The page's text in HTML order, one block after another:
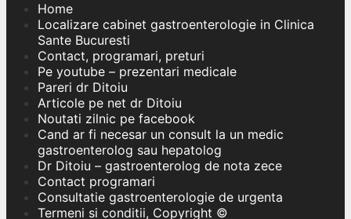
Home
Localizare cabinet gastroenterologie in Clinica
Sante Bucuresti
Contact, programari, preturi
Pe youtube – prezentari medicale
Pareri dr Ditoiu
Articole pe net dr Ditoiu
Noutati zilnic pe facebook
Cand ar fi necesar un consult la un medic
gastroenterolog sau hepatolog
Dr Ditoiu – gastroenterolog de nota zece
Contact programari
Consultatie gastroenterologie de urgenta
Termeni si conditii, Copyright ©